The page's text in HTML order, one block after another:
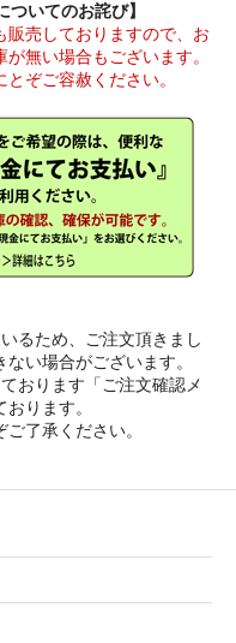
ついてのお詫び】
売しておりますので、お
無い場合もございます。
ぞご容赦ください。
るため、ご注文頂きまし
い場合がございます。
おります「ご注文確認メ
ります。
了承ください。